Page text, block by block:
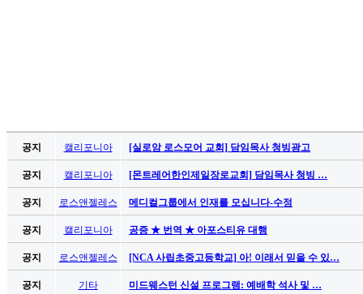
터
끼
진
기
공지 캘리포니아 [실로암 로스모어 교회] 담임목사 청빙광고
공지 캘리포니아 [몬트레어한인제일장로교회] 담임목사 청빙 …
공지 로스앤젤레스 메디컬그룹에서 인재를 모십니다-수정
공지 캘리포니아 공증 ★ 번역 ★ 아포스티유 대행
공지 로스앤젤레스 [NCA 사립초중고등학교] 아! 이래서 믿을 수 있…
공지 기타 미드웨스턴 신설 프로그램: 예배학 석사 및 …